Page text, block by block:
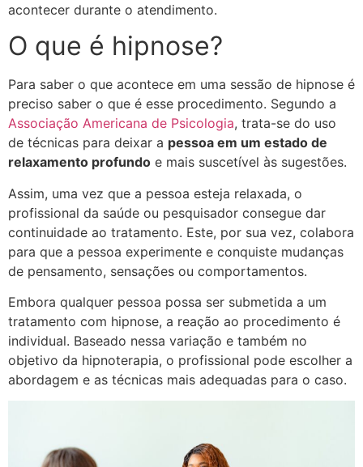
acontecer durante o atendimento.
O que é hipnose?
Para saber o que acontece em uma sessão de hipnose é
preciso saber o que é esse procedimento. Segundo a
Associação Americana de Psicologia, trata-se do uso
de técnicas para deixar a pessoa em um estado de
relaxamento profundo e mais suscetível às sugestões.
Assim, uma vez que a pessoa esteja relaxada, o
profissional da saúde ou pesquisador consegue dar
continuidade ao tratamento. Este, por sua vez, colabora
para que a pessoa experimente e conquiste mudanças
de pensamento, sensações ou comportamentos.
Embora qualquer pessoa possa ser submetida a um
tratamento com hipnose, a reação ao procedimento é
individual. Baseado nessa variação e também no
objetivo da hipnoterapia, o profissional pode escolher a
abordagem e as técnicas mais adequadas para o caso.